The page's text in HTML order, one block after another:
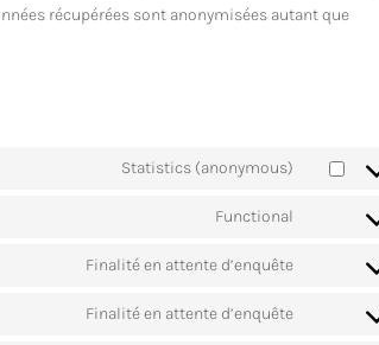
récupérées sont anonymisées autant que
Statistics (anonymous)
Functional
Finalité en attente d’enquête
Finalité en attente d’enquête